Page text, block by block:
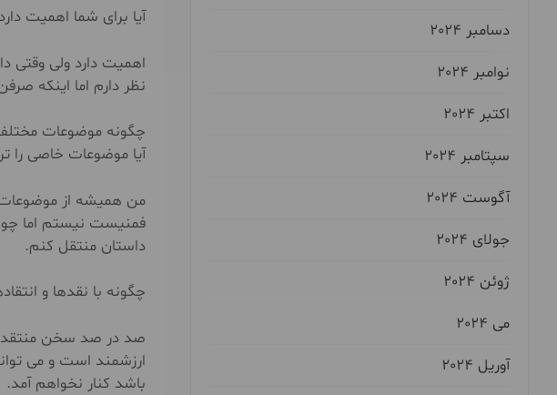
آیا برای شما اهمیت
اهمیت دارد ولی وقتی
نظر دارم اما اینکه
چگونه موضوعات مختلف
آیا موضوعات خاصی را
من همیشه از موضوعات
فمنیست نیستم اما
داستان منتقل کنم.
چگونه با نقدها و
صد در صد سخن منتقدی
ارزشمند است و می
باشد کنار نخواهم آمد.
دسامبر 2024
نوامبر 2024
اکتبر 2024
سپتامبر 2024
آگوست 2024
جولای 2024
ژوئن 2024
می 2024
آوریل 2024